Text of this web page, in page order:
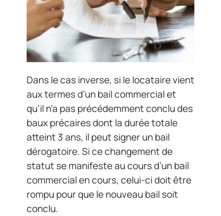
Dans le cas inverse, si le locataire vient
aux termes d’un bail commercial et
qu’il n’a pas précédemment conclu des
baux précaires dont la durée totale
atteint 3 ans, il peut signer un bail
dérogatoire. Si ce changement de
statut se manifeste au cours d’un bail
commercial en cours, celui-ci doit être
rompu pour que le nouveau bail soit
conclu.